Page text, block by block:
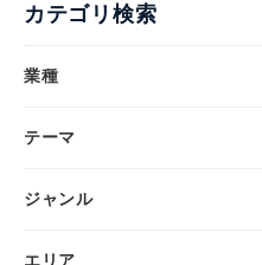
カテゴリ検索
業種
テーマ
ジャンル
エリア